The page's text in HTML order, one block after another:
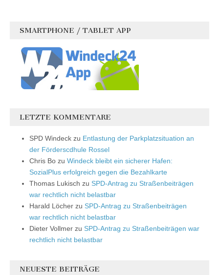
SMARTPHONE / TABLET APP
LETZTE KOMMENTARE
SPD Windeck zu Entlastung der Parkplatzsituation an
der Förderscdhule Rossel
Chris Bo zu Windeck bleibt ein sicherer Hafen:
SozialPlus erfolgreich gegen die Bezahlkarte
Thomas Lukisch zu SPD-Antrag zu Straßenbeiträgen
war rechtlich nicht belastbar
Harald Löcher zu SPD-Antrag zu Straßenbeiträgen
war rechtlich nicht belastbar
Dieter Vollmer zu SPD-Antrag zu Straßenbeiträgen war
rechtlich nicht belastbar
NEUESTE BEITRÄGE